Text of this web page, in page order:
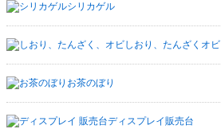
シリカゲル
しおり、たんざくオビ
お茶のぼり
ディスプレイ販売台